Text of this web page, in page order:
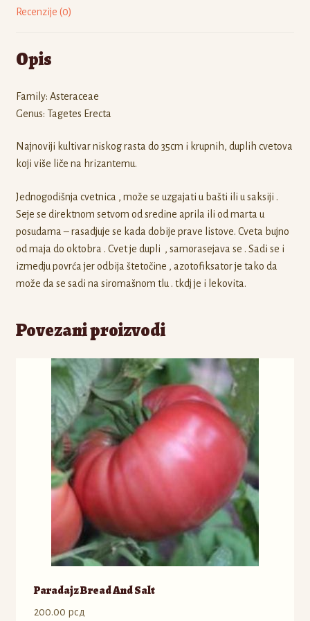
Recenzije (0)
Opis
Family: Asteraceae
Genus: Tagetes Erecta
Najnoviji kultivar niskog rasta do 35cm i krupnih, duplih cvetova
koji više liče na hrizantemu.
Jednogodišnja cvetnica , može se uzgajati u bašti ili u saksiji .
Seje se direktnom setvom od sredine aprila ili od marta u
posudama – rasadjuje se kada dobije prave listove. Cveta bujno
od maja do oktobra . Cvet je dupli , samorasejava se . Sadi se i
izmedju povrća jer odbija štetočine , azotofiksator je tako da
može da se sadi na siromašnom tlu . tkdj je i lekovita.
Povezani proizvodi
Paradajz Bread And Salt
200.00 рсд